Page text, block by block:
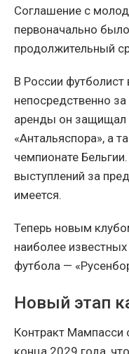
Соглашение с
первоначально
продолжительный
В России футболист
непосредственно
аренды он защищал
«Антальяспора», а
чемпионате
выступлений за
имеется.
Теперь новым
наиболее
футбола —
Новый этап
Контракт Мампасси